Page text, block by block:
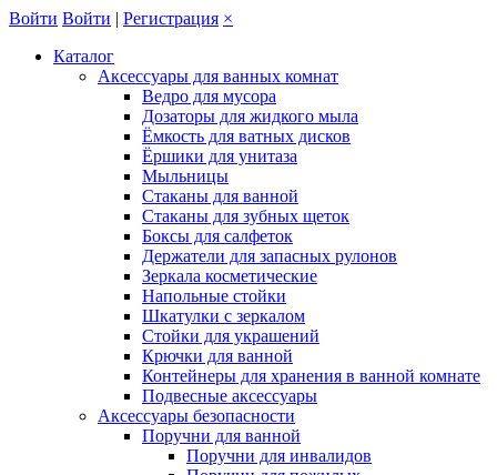
Войти Войти | Регистрация ×
Каталог
Аксессуары для ванных комнат
Ведро для мусора
Дозаторы для жидкого мыла
Ёмкость для ватных дисков
Ёршики для унитаза
Мыльницы
Стаканы для ванной
Стаканы для зубных щеток
Боксы для салфеток
Держатели для запасных рулонов
Зеркала косметические
Напольные стойки
Шкатулки с зеркалом
Стойки для украшений
Крючки для ванной
Контейнеры для хранения в ванной комнате
Подвесные аксессуары
Аксессуары безопасности
Поручни для ванной
Поручни для инвалидов